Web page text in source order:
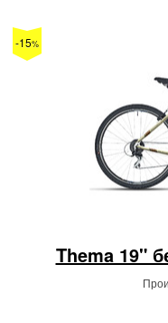
-15%
Thema 19"